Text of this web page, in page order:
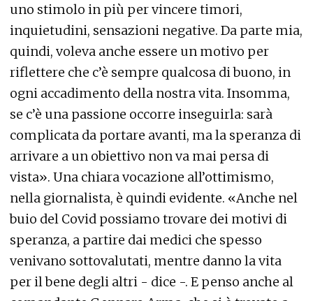
uno stimolo in più per vincere timori,
inquietudini, sensazioni negative. Da parte mia,
quindi, voleva anche essere un motivo per
riflettere che c’è sempre qualcosa di buono, in
ogni accadimento della nostra vita. Insomma,
se c’è una passione occorre inseguirla: sarà
complicata da portare avanti, ma la speranza di
arrivare a un obiettivo non va mai persa di
vista». Una chiara vocazione all’ottimismo,
nella giornalista, è quindi evidente. «Anche nel
buio del Covid possiamo trovare dei motivi di
speranza, a partire dai medici che spesso
venivano sottovalutati, mentre danno la vita
per il bene degli altri - dice -. E penso anche al